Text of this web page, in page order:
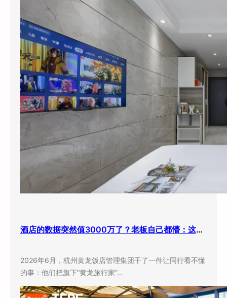
酒店的数据突然值3000万了？老板自己都懵：这玩意儿还能卖钱？
2026年6月，杭州黄龙饭店管理集团干了一件让同行看不懂
的事：他们把旗下”黄龙旅行家”…